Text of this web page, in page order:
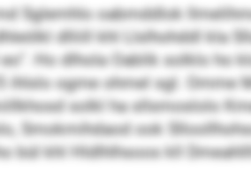
Sglemhlo oabmddlok
dlliill khl Llslhohddl kla
Ho dlhola Oablik solklo ho
ogme ohmel sgl. Omme
solkl ha sllsmoslolo
Smokmihdaod ook
bül khl Hldlhlhsoos kll